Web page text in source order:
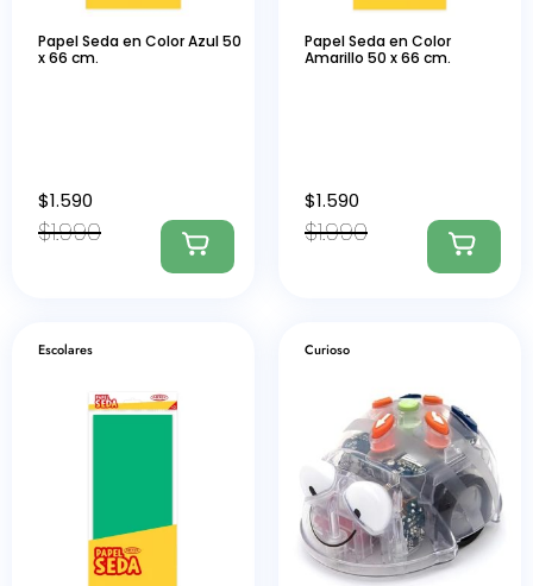
Papel Seda en Color Azul 50
x 66 cm.
$1.990
$1.590
Papel Seda en Color
Amarillo 50 x 66 cm.
$1.990
$1.590
Escolares Curioso